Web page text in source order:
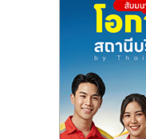
ไชส์,
รวม
แฟ